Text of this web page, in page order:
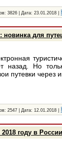
3826 | Дата:23.01.2018
новинка для
назад. Но
путевки через
2547 | Дата:12.01.2018
году в России